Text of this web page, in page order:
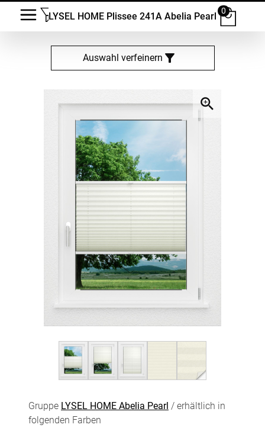
LYSEL HOME Plissee 241A Abelia Pearl
0
Auswahl verfeinern
Gruppe LYSEL HOME Abelia Pearl / erhältlich in
folgenden Farben